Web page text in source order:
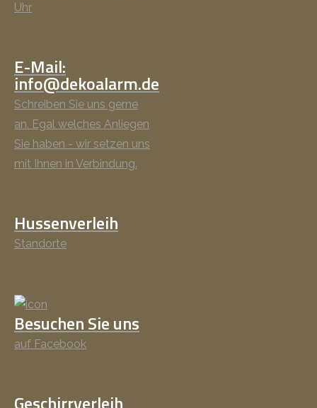
Uhr
E-Mail:
info@dekoalarm.de
Schreiben Sie uns gerne
an. Egal welches Anliegen
Sie haben - wir setzen uns
mit Ihnen in Verbindung.
Hussenverleih
Standorte
Besuchen Sie uns
auf Facebook